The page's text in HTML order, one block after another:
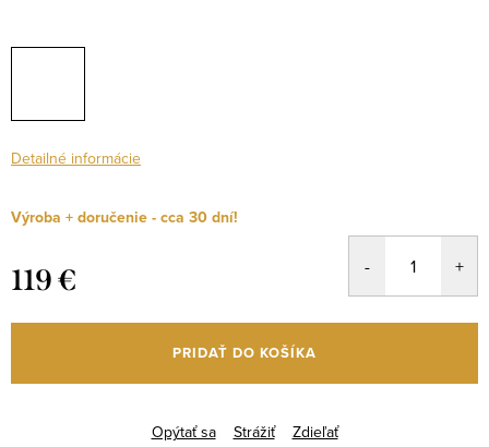
Detailné informácie
Výroba + doručenie - cca 30 dní!
119 €
cena:
PRIDAŤ DO KOŠÍKA
Opýtať sa Strážiť Zdieľať